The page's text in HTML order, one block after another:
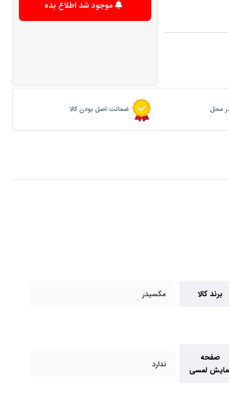
موجود شد اطلاع بده
محل ضمانت اصل بودن کالا
برند کالا مکسیدر
صفحه
لمسی
ندارد